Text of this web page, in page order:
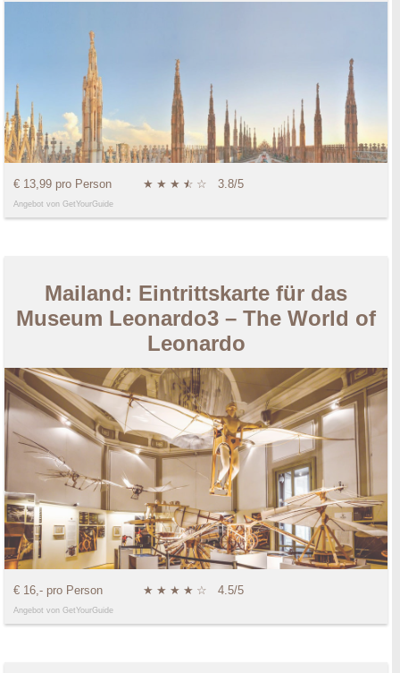
€ 13,99 pro Person ★ ★ ★ ★
☆ ☆ 3.8/5
Angebot von GetYourGuide
Mailand: Eintrittskarte für das
Museum Leonardo3 – The World of
Leonardo
€ 16,- pro Person ★ ★ ★ ★ ☆ 4.5/5
Angebot von GetYourGuide